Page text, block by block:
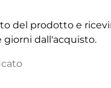
del prodotto e
giorni dall'acquisto.